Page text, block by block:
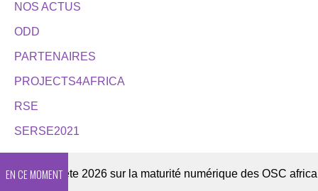
NOS ACTUS
ODD
PARTENAIRES
PROJECTS4AFRICA
RSE
SERSE2021
EN CE MOMENT
Enquête 2026 sur la maturité numérique des OSC africaines